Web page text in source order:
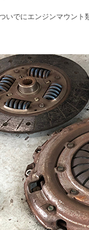
いでにエンジンマウント